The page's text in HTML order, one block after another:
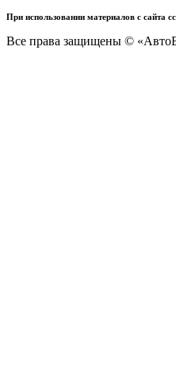
При использовании материалов с сайта
Все права защищены ©